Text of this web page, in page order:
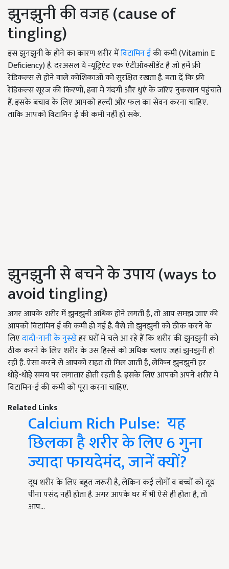
झुनझुनी की वजह (cause of
tingling)
इस झुनझुनी के होने का कारण शरीर मेंविटामिन ईकी कमी (Vitamin E
Deficiency) है. दरअसल ये न्यूट्रिएंट एक एंटीऑक्सीडेंट है जो हमें फ्री
रेडिकल्स से होने वाले कोशिकाओं को सुरक्षित रखता है. बता दें कि फ्री
रेडिकल्स सूरज की किरणों, हवा में गंदगी और धुएं के जरिए नुकसान पहुंचाते
हैं. इसके बचाव के लिए आपको हल्दी और फल का सेवन करना चाहिए.
ताकि आपको विटामिन ई की कमी नहीं हो सके.
झुनझुनी से बचने के उपाय (ways to
avoid tingling)
अगर आपके शरीर में झुनझुनी अधिक होने लगती है, तो आप समझ जाए की
आपको विटामिन ई की कमी हो गई है. वैसे तो झुनझुनी को ठीक करने के
लिएदादी-नानी के नुस्खेहर घरों में चले आ रहे हैं कि शरीर की झुनझुनी को
ठीक करने के लिए शरीर के उस हिस्से को अधिक चलाए जहां झुनझुनी हो
रही है. ऐसा करने से आपको राहत तो मिल जाती है, लेकिन झुनझुनी हर
थोड़े-थोड़े समय पर लगातार होती रहती है. इसके लिए आपको अपने शरीर में
विटामिन-ई की कमी को पूरा करना चाहिए.
Related Links
Calcium Rich Pulse: यह
छिलका है शरीर के लिए 6 गुना
ज्यादा फायदेमंद, जानें क्यों?
दूध शरीर के लिए बहुत जरूरी है, लेकिन कई लोगों व बच्चों को दूध
पीना पसंद नहीं होता है. अगर आपके घर में भी ऐसे ही होता है, तो
आप…